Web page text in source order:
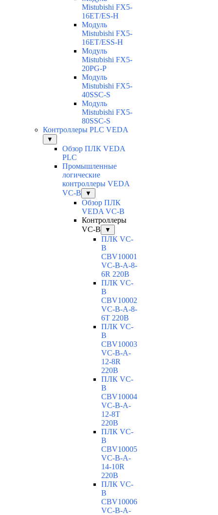
Mistubishi FX5-
16ET/ES-H
Модуль
Mistubishi FX5-
16ET/ESS-H
Модуль
Mistubishi FX5-
20PG-P
Модуль
Mistubishi FX5-
40SSC-S
Модуль
Mistubishi FX5-
80SSC-S
Контроллеры PLC VEDA
▼
Обзор ПЛК VEDA
PLC
Промышленные
логические
контроллеры VEDA
VC-B
▼
Обзор ПЛК
VEDA VC-B
Контроллеры
VC-B
▼
ПЛК VC-
B
CBV10001
VC-В-A-8-
6R 220В
ПЛК VC-
B
CBV10002
VC-В-A-8-
6T 220В
ПЛК VC-
B
CBV10003
VC-В-A-
12-8R
220В
ПЛК VC-
B
CBV10004
VC-В-A-
12-8T
220В
ПЛК VC-
B
CBV10005
VC-В-A-
14-10R
220В
ПЛК VC-
B
CBV10006
VC-В-A-